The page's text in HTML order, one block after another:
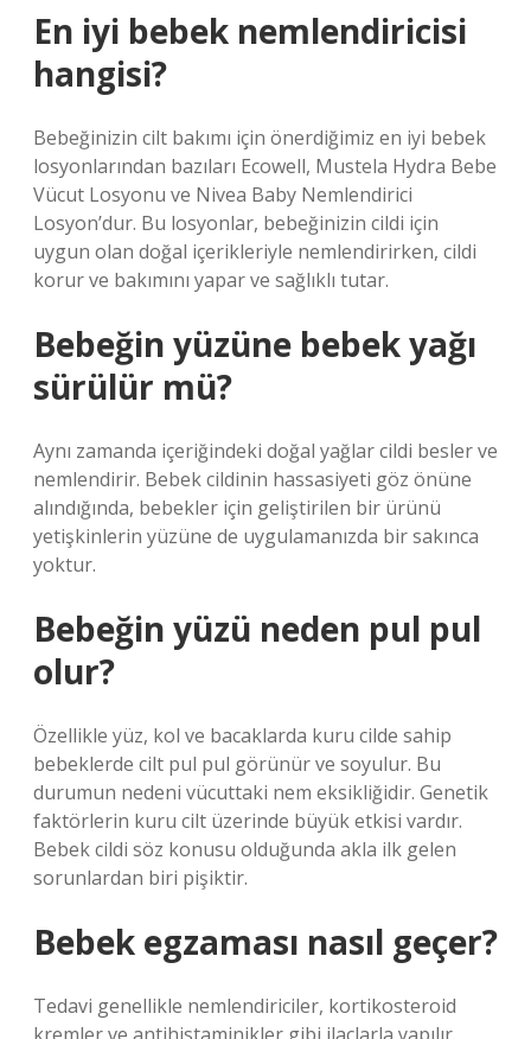
En iyi bebek nemlendiricisi
hangisi?
Bebeğinizin cilt bakımı için önerdiğimiz en iyi bebek
losyonlarından bazıları Ecowell, Mustela Hydra Bebe
Vücut Losyonu ve Nivea Baby Nemlendirici
Losyon’dur. Bu losyonlar, bebeğinizin cildi için
uygun olan doğal içerikleriyle nemlendirirken, cildi
korur ve bakımını yapar ve sağlıklı tutar.
Bebeğin yüzüne bebek yağı
sürülür mü?
Aynı zamanda içeriğindeki doğal yağlar cildi besler ve
nemlendirir. Bebek cildinin hassasiyeti göz önüne
alındığında, bebekler için geliştirilen bir ürünü
yetişkinlerin yüzüne de uygulamanızda bir sakınca
yoktur.
Bebeğin yüzü neden pul pul
olur?
Özellikle yüz, kol ve bacaklarda kuru cilde sahip
bebeklerde cilt pul pul görünür ve soyulur. Bu
durumun nedeni vücuttaki nem eksikliğidir. Genetik
faktörlerin kuru cilt üzerinde büyük etkisi vardır.
Bebek cildi söz konusu olduğunda akla ilk gelen
sorunlardan biri pişiktir.
Bebek egzaması nasıl geçer?
Tedavi genellikle nemlendiriciler, kortikosteroid